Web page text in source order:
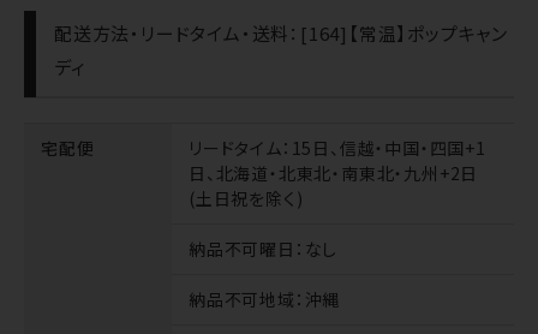
配送方法・リードタイム・送料：[164]【常温】ポップキャン
ディ
宅配便 リードタイム ：15日、信越・中国・四国+1
日、北海道・北東北・南東北・九州+2日
(土日祝を除く)
納品不可曜日 ：なし
納品不可地域 ：沖縄